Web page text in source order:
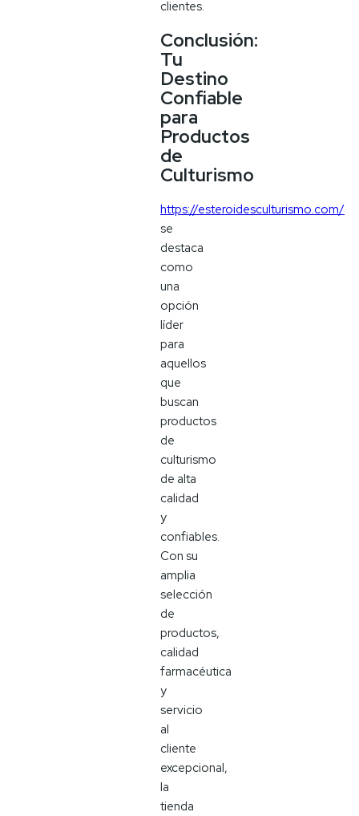
clientes.
Conclusión:
Tu
Destino
Confiable
para
Productos
de
Culturismo
https://esteroidesculturismo.com/
se
destaca
como
una
opción
líder
para
aquellos
que
buscan
productos
de
culturismo
de alta
calidad
y
confiables.
Con su
amplia
selección
de
productos,
calidad
farmacéutica
y
servicio
al
cliente
excepcional,
la
tienda